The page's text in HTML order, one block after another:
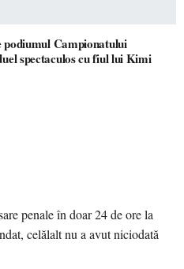
podiumul Campionatului
spectaculos cu fiul lui Kimi